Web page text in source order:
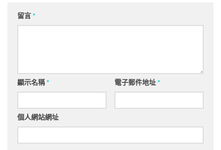
留言*
顯示名稱* 電子郵件地址*
個人網站網址